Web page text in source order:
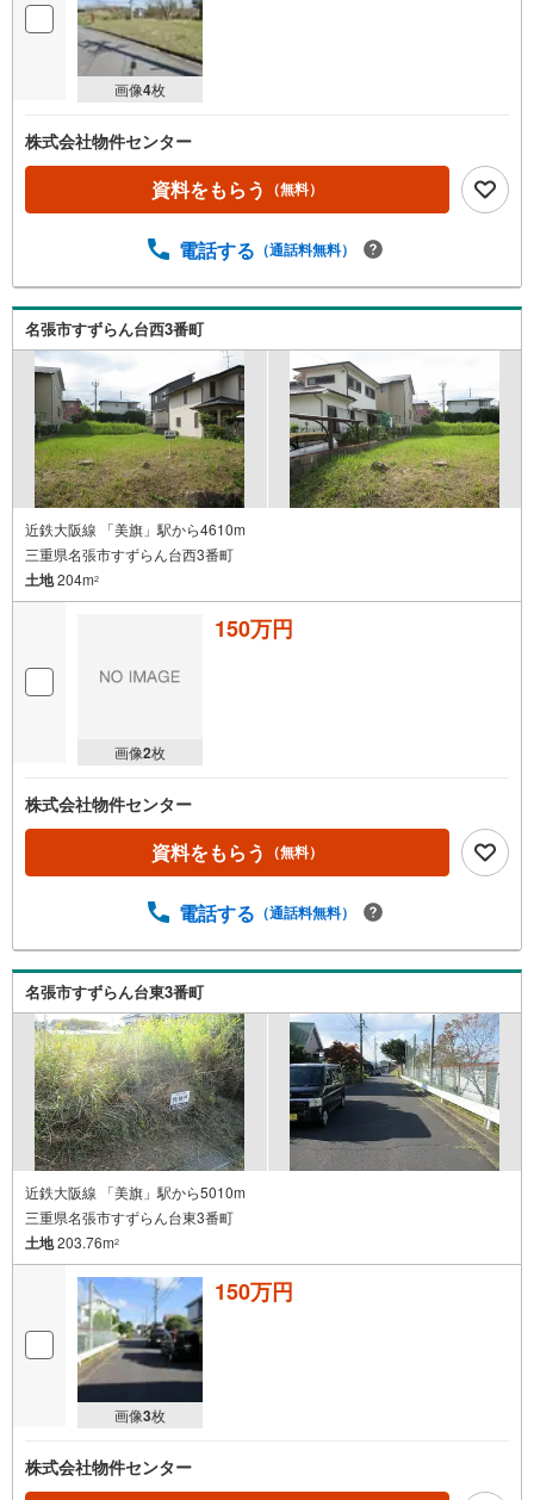
画像4枚
株式会社物件センター
資料をもらう （無料）
電話する （通話料無料）
名張市すずらん台西3番町
近鉄大阪線 「美旗」駅から4610m
三重県名張市すずらん台西3番町
土地204m2
画像2枚
150万円
株式会社物件センター
資料をもらう （無料）
電話する （通話料無料）
名張市すずらん台東3番町
近鉄大阪線 「美旗」駅から5010m
三重県名張市すずらん台東3番町
土地203.76m2
画像3枚
150万円
株式会社物件センター